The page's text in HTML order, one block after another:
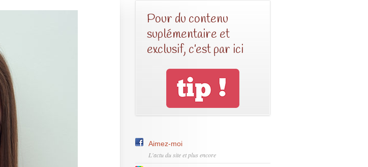
Pour du contenu
suplémentaire et
exclusif, c’est par ici
Aimez-moi
L'actu du site et plus encore